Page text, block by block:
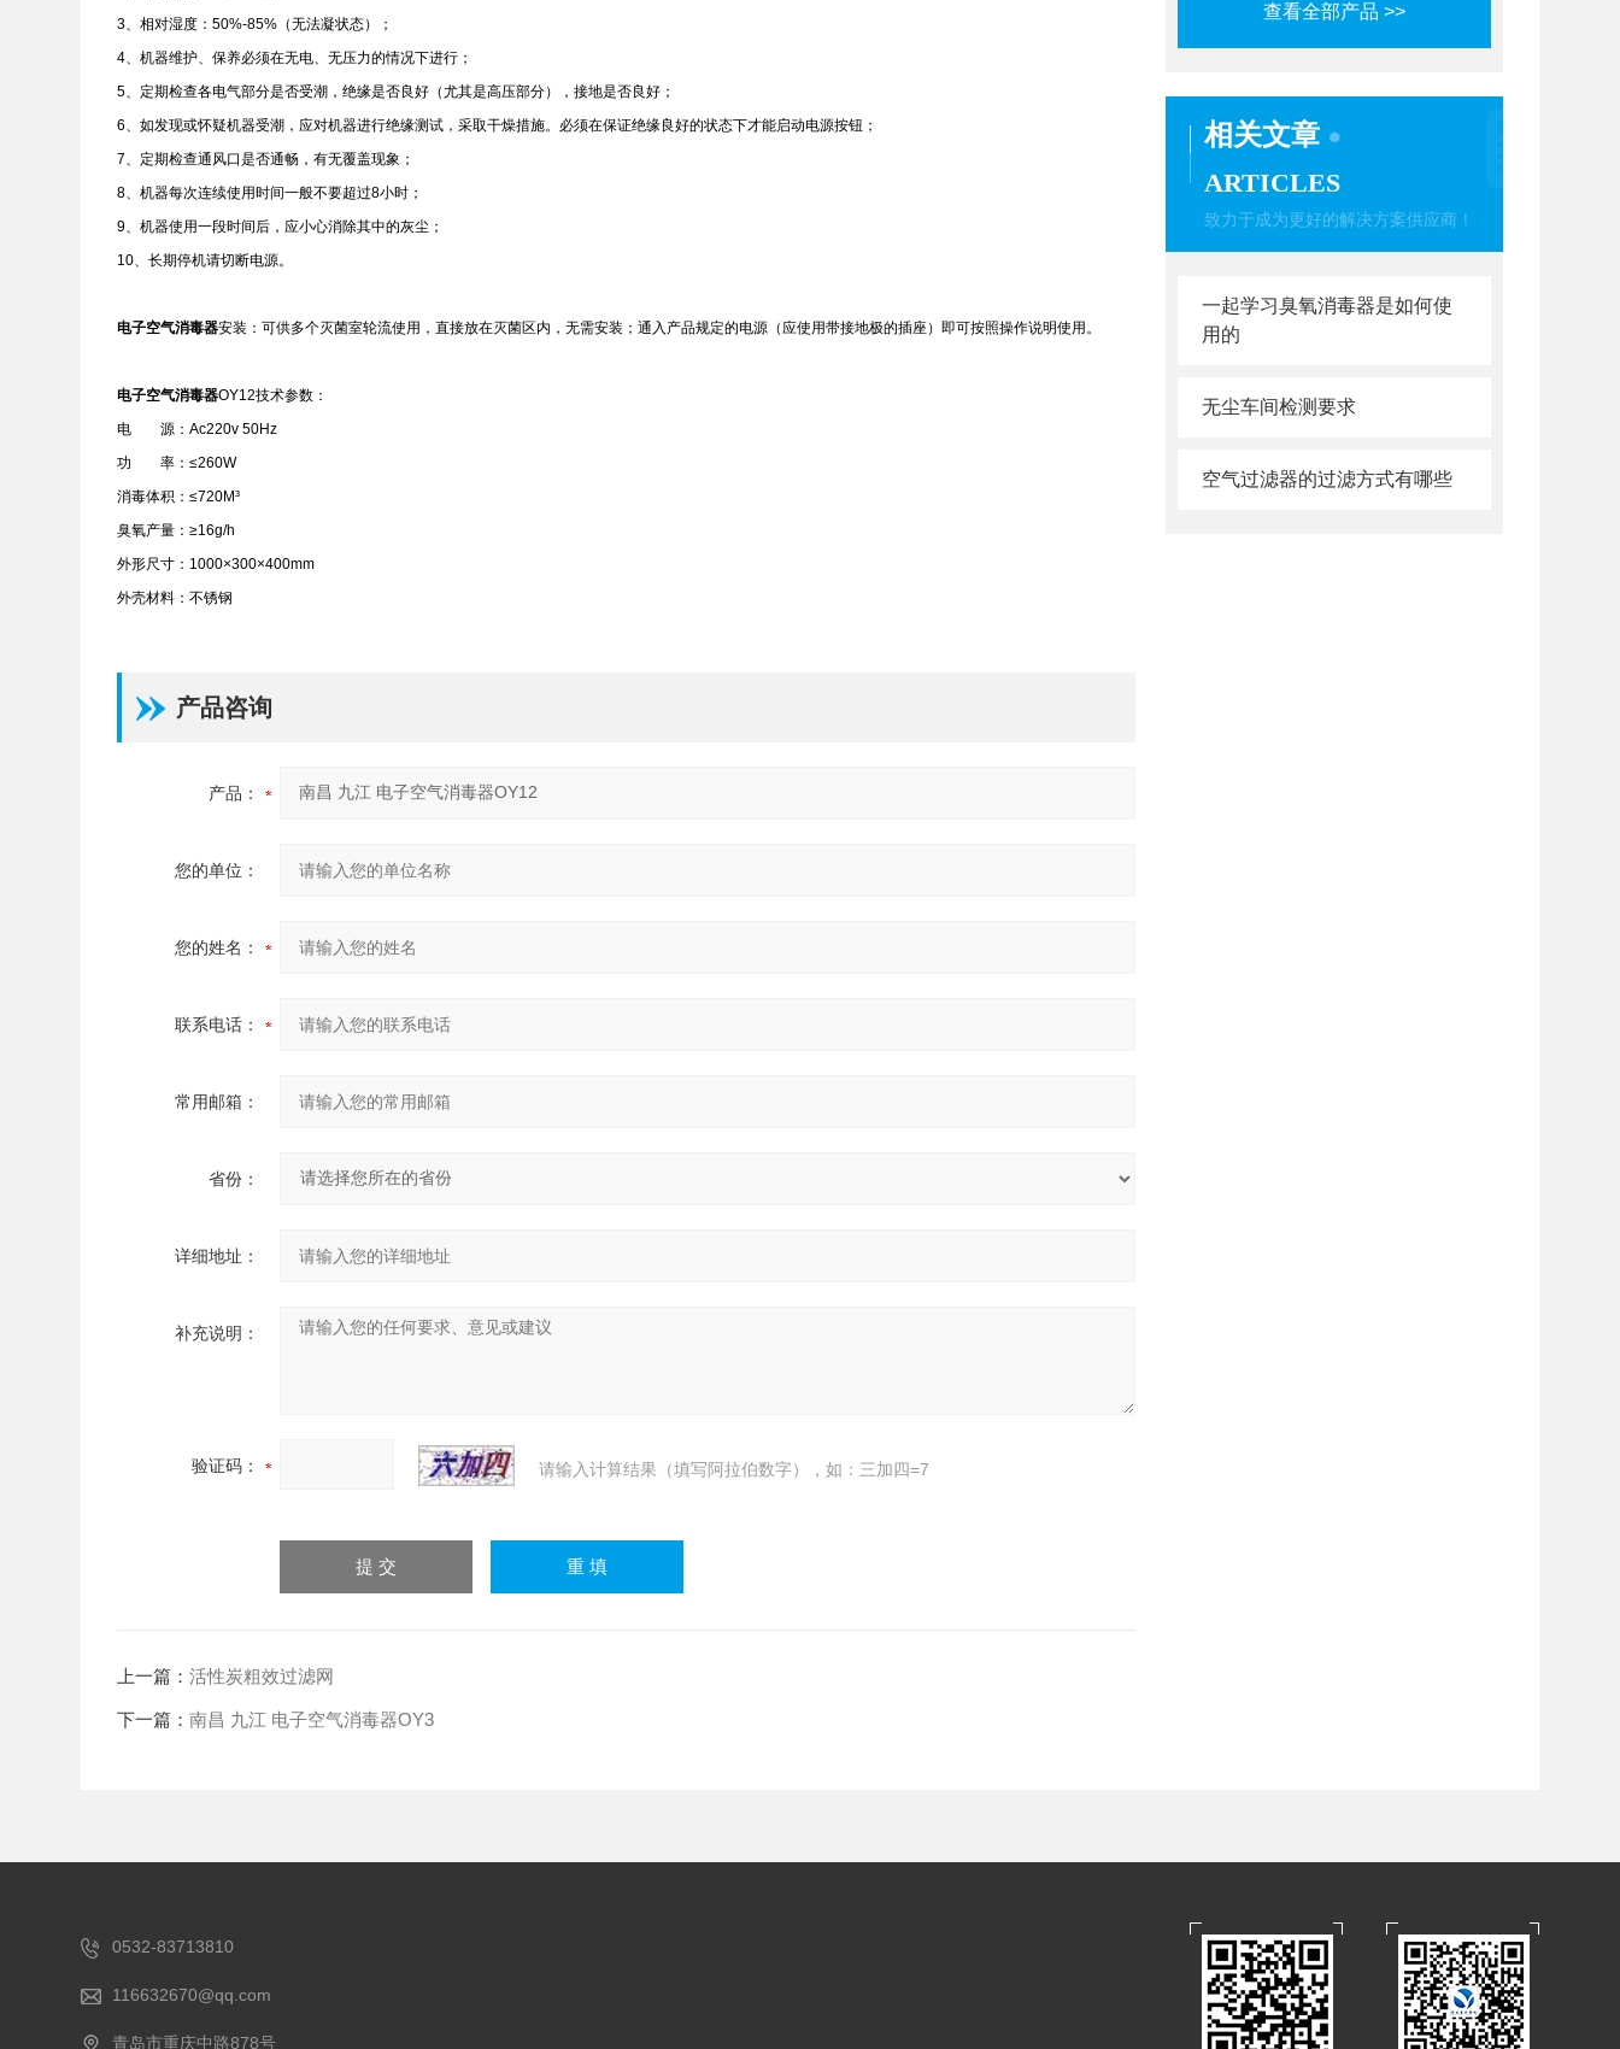
查看全部产品 >>
相关文章
ARTICLES
致力于成为更好的解决方案供应商！
一起学习臭氧消毒器是如何使
用的
无尘车间检测要求
空气过滤器的过滤方式有哪些
3、相对湿度：50%-85%（无法凝状态）；
4、机器维护、保养必须在无电、无压力的情况下进行；
5、定期检查各电气部分是否受潮，绝缘是否良好（尤其是高压部分），接地是否良好；
6、如发现或怀疑机器受潮，应对机器进行绝缘测试，采取干燥措施。必须在保证绝缘良好的状态下才能启动电源按钮；
7、定期检查通风口是否通畅，有无覆盖现象；
8、机器每次连续使用时间一般不要超过8小时；
9、机器使用一段时间后，应小心消除其中的灰尘；
10、长期停机请切断电源。
电子空气消毒器安装：可供多个灭菌室轮流使用，直接放在灭菌区内，无需安装；通入产品规定的电源（应使用带接地极的插座）即可按照操作说明使用。
电子空气消毒器OY12技术参数：
电 源：Ac220v 50Hz
功 率：≤260W
消毒体积：≤720M³
臭氧产量：≥16g/h
外形尺寸：1000×300×400mm
外壳材料：不锈钢
产品咨询
产品：
您的单位：
您的姓名：
联系电话：
常用邮箱：
省份：
详细地址：
补充说明：
验证码： 请输入计算结果（填写阿拉伯数字），如：三加四=7
上一篇：活性炭粗效过滤网
下一篇：南昌 九江 电子空气消毒器OY3
0532-83713810
116632670@qq.com
青岛市重庆中路878号